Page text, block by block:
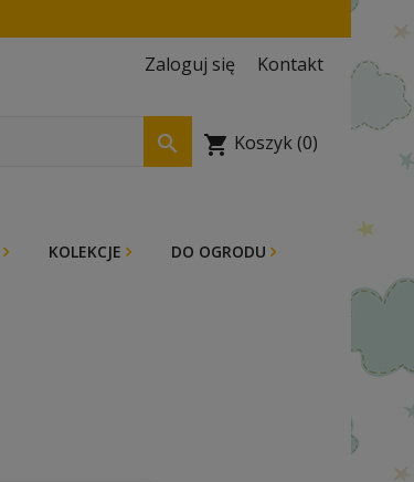
Zaloguj się Kontakt
shopping_cart Koszyk(0)

KOLEKCJE DO OGRODU